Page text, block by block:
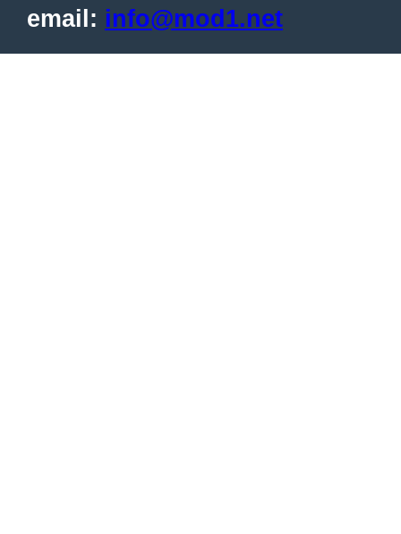
email: info@mod1.net